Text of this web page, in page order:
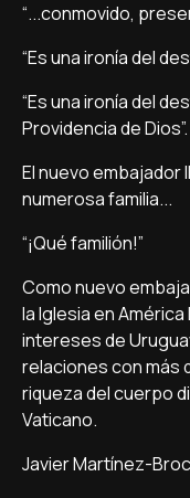
“...conmovido,
“Es una ironía del
“Es una ironía del
Providencia de Dios”.
El nuevo embajador
numerosa familia...
“¡Qué familión!”
Como nuevo
la Iglesia en
intereses de
relaciones con más
riqueza del cuerpo
Vaticano.
Javier Martínez-